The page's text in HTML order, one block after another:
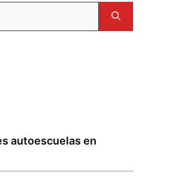
autoescuelas en